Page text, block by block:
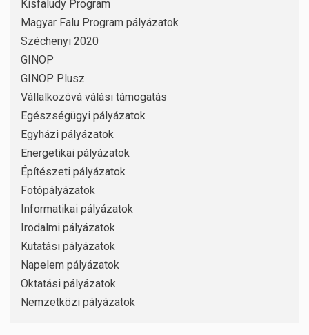
Kisfaludy Program
Magyar Falu Program pályázatok
Széchenyi 2020
GINOP
GINOP Plusz
Vállalkozóvá válási támogatás
Egészségügyi pályázatok
Egyházi pályázatok
Energetikai pályázatok
Építészeti pályázatok
Fotópályázatok
Informatikai pályázatok
Irodalmi pályázatok
Kutatási pályázatok
Napelem pályázatok
Oktatási pályázatok
Nemzetközi pályázatok